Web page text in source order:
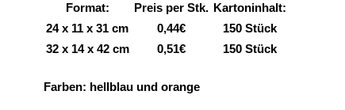
Format: Preis per Stk. Kartoninhalt:
24 x 11 x 31 cm
0,44€
150 Stück
32 x 14 x 42 cm
0,51€ 150 Stück
Farben: hellblau und orange